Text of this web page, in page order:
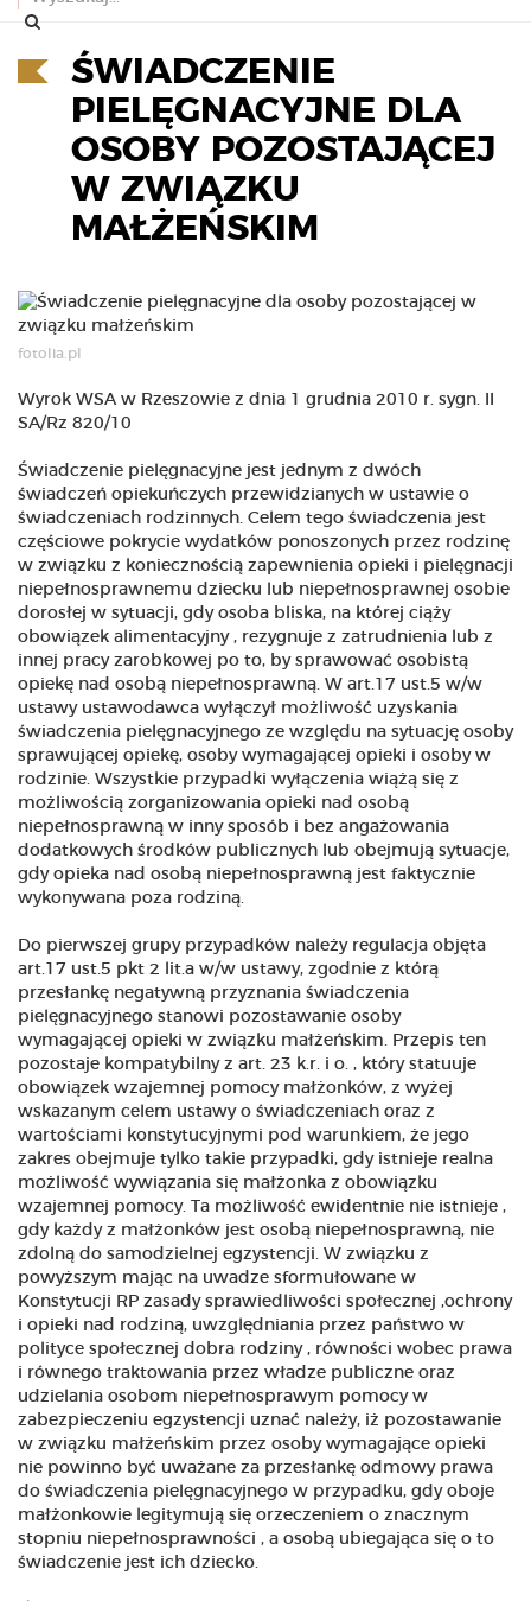
ŚWIADCZENIE
PIELĘGNACYJNE DLA
OSOBY POZOSTAJĄCEJ
W ZWIĄZKU
MAŁŻEŃSKIM
fotolia.pl
Wyrok WSA w Rzeszowie z dnia 1 grudnia 2010 r. sygn. II
SA/Rz 820/10
Świadczenie pielęgnacyjne jest jednym z dwóch
świadczeń opiekuńczych przewidzianych w ustawie o
świadczeniach rodzinnych. Celem tego świadczenia jest
częściowe pokrycie wydatków ponoszonych przez rodzinę
w związku z koniecznością zapewnienia opieki i pielęgnacji
niepełnosprawnemu dziecku lub niepełnosprawnej osobie
dorosłej w sytuacji, gdy osoba bliska, na której ciąży
obowiązek alimentacyjny , rezygnuje z zatrudnienia lub z
innej pracy zarobkowej po to, by sprawować osobistą
opiekę nad osobą niepełnosprawną. W art.17 ust.5 w/w
ustawy ustawodawca wyłączył możliwość uzyskania
świadczenia pielęgnacyjnego ze względu na sytuację osoby
sprawującej opiekę, osoby wymagającej opieki i osoby w
rodzinie. Wszystkie przypadki wyłączenia wiążą się z
możliwością zorganizowania opieki nad osobą
niepełnosprawną w inny sposób i bez angażowania
dodatkowych środków publicznych lub obejmują sytuacje,
gdy opieka nad osobą niepełnosprawną jest faktycznie
wykonywana poza rodziną.
Do pierwszej grupy przypadków należy regulacja objęta
art.17 ust.5 pkt 2 lit.a w/w ustawy, zgodnie z którą
przesłankę negatywną przyznania świadczenia
pielęgnacyjnego stanowi pozostawanie osoby
wymagającej opieki w związku małżeńskim. Przepis ten
pozostaje kompatybilny z art. 23 k.r. i o. , który statuuje
obowiązek wzajemnej pomocy małżonków, z wyżej
wskazanym celem ustawy o świadczeniach oraz z
wartościami konstytucyjnymi pod warunkiem, że jego
zakres obejmuje tylko takie przypadki, gdy istnieje realna
możliwość wywiązania się małżonka z obowiązku
wzajemnej pomocy. Ta możliwość ewidentnie nie istnieje ,
gdy każdy z małżonków jest osobą niepełnosprawną, nie
zdolną do samodzielnej egzystencji. W związku z
powyższym mając na uwadze sformułowane w
Konstytucji RP zasady sprawiedliwości społecznej ,ochrony
i opieki nad rodziną, uwzględniania przez państwo w
polityce społecznej dobra rodziny , równości wobec prawa
i równego traktowania przez władze publiczne oraz
udzielania osobom niepełnosprawym pomocy w
zabezpieczeniu egzystencji uznać należy, iż pozostawanie
w związku małżeńskim przez osoby wymagające opieki
nie powinno być uważane za przesłankę odmowy prawa
do świadczenia pielęgnacyjnego w przypadku, gdy oboje
małżonkowie legitymują się orzeczeniem o znacznym
stopniu niepełnosprawności , a osobą ubiegająca się o to
świadczenie jest ich dziecko.